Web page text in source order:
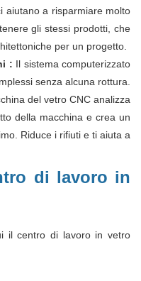
aiutano a risparmiare molto
gli stessi prodotti, che
per un progetto.
: Il sistema computerizzato
senza alcuna rottura.
del vetro CNC analizza
della macchina e crea un
Riduce i rifiuti e ti aiuta a
di lavoro in
il centro di lavoro in vetro